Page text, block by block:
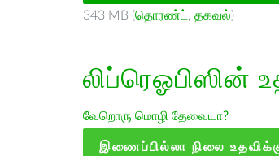
343 MB (தொரண்ட் , தகவல்)
லிப்ரெஓபிஸின்
வேறொரு மொழி தேவையா?
இணைப்பில்லா நிலை